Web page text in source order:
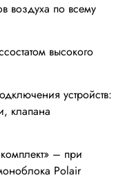
по всему
высокого
устройств:
клапана
– при
Polair